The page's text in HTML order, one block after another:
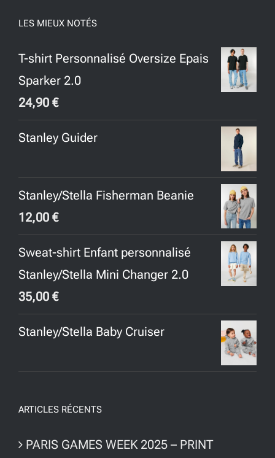
LES MIEUX NOTÉS
T-shirt Personnalisé Oversize Epais
Sparker 2.0
24,90€
Stanley Guider
Stanley/Stella Fisherman Beanie
12,00€
Sweat-shirt Enfant personnalisé
Stanley/Stella Mini Changer 2.0
35,00€
Stanley/Stella Baby Cruiser
ARTICLES RÉCENTS
PARIS GAMES WEEK 2025 – PRINT